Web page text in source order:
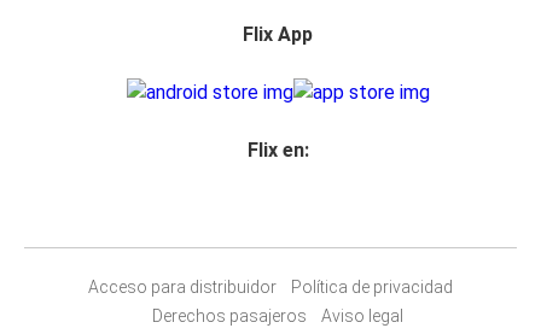
Flix App
Flix en:
Acceso para distribuidor
Política de privacidad
Derechos pasajeros
Aviso legal